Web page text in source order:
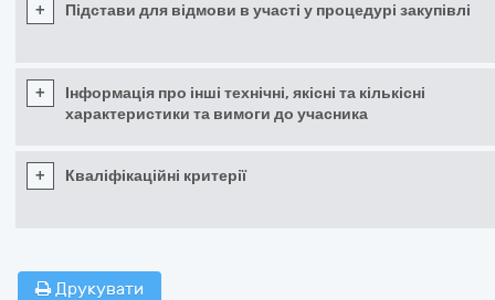
+ Підстави для відмови в участі у процедурі закупівлі
+
Інформація про інші технічні, якісні та кількісні
характеристики та вимоги до учасника
+ Кваліфікаційні критерії
Друкувати